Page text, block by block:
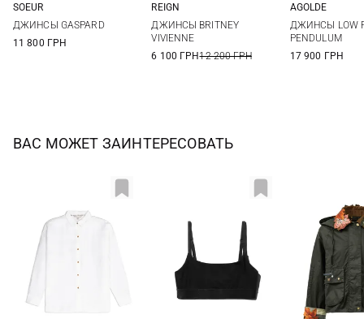
SOEUR
ДЖИНСЫ GASPARD
11 800 ГРН
REIGN
ДЖИНСЫ BRITNEY
VIVIENNE
6 100 ГРН12 200 ГРН
29
30
AGOLDE
ДЖИНСЫ LOW
PENDULUM
17 900 ГРН
ВАС МОЖЕТ ЗАИНТЕРЕСОВАТЬ